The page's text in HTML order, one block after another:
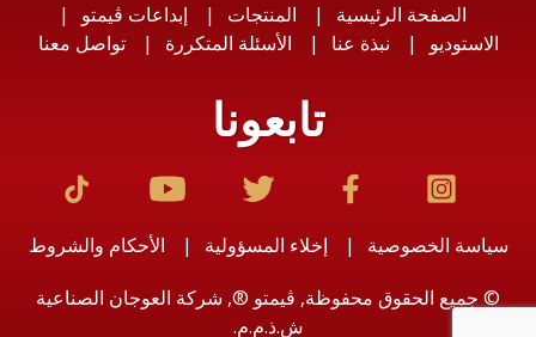
الصفحة الرئيسية المنتجات
إبداعات ڤيمتو
الاستوديو
نبذة عنا الأسئلة المتكررة تواصل معنا
تابعونا
سياسة الخصوصية إخلاء المسؤولية
الأحكام والشروط
© جميع الحقوق محفوظة, ڤيمتو ®, شركة العوجان الصناعية
ش.ذ.م.م.